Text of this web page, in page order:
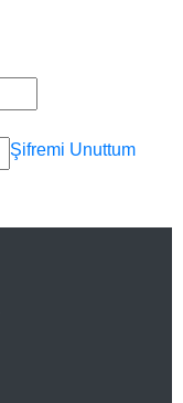
Şifremi Unuttum